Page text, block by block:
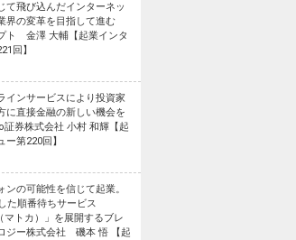
て飛び込んだインターネッ
界の変革を目指して進む
ト 金澤 大輔【起業インタ
回】
インサービスにより投資家
に直接金融の新しい機会を
券株式会社 小村 和輝【起
ー第220回】
ンの可能性を信じて起業。
た順番待ちサービス
マトカ）」を展開するブレ
ジー株式会社 磯本 悟 【起